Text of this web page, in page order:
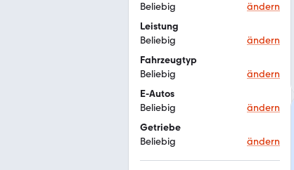
Beliebig
ändern
Leistung
Beliebig
ändern
Fahrzeugtyp
Beliebig
ändern
E-Autos
Beliebig
ändern
Getriebe
Beliebig
ändern